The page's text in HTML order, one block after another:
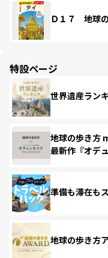
Ｄ１７ 地球
特設ページ
世界遺産ラン
地球の歩き方
最新作『オデ
準備も滞在も
地球の歩き方